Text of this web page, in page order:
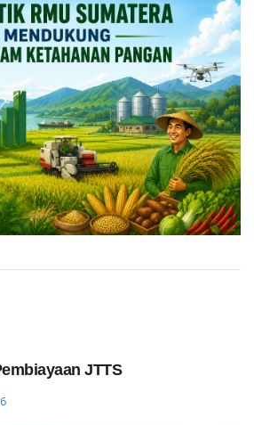
JTTS
6